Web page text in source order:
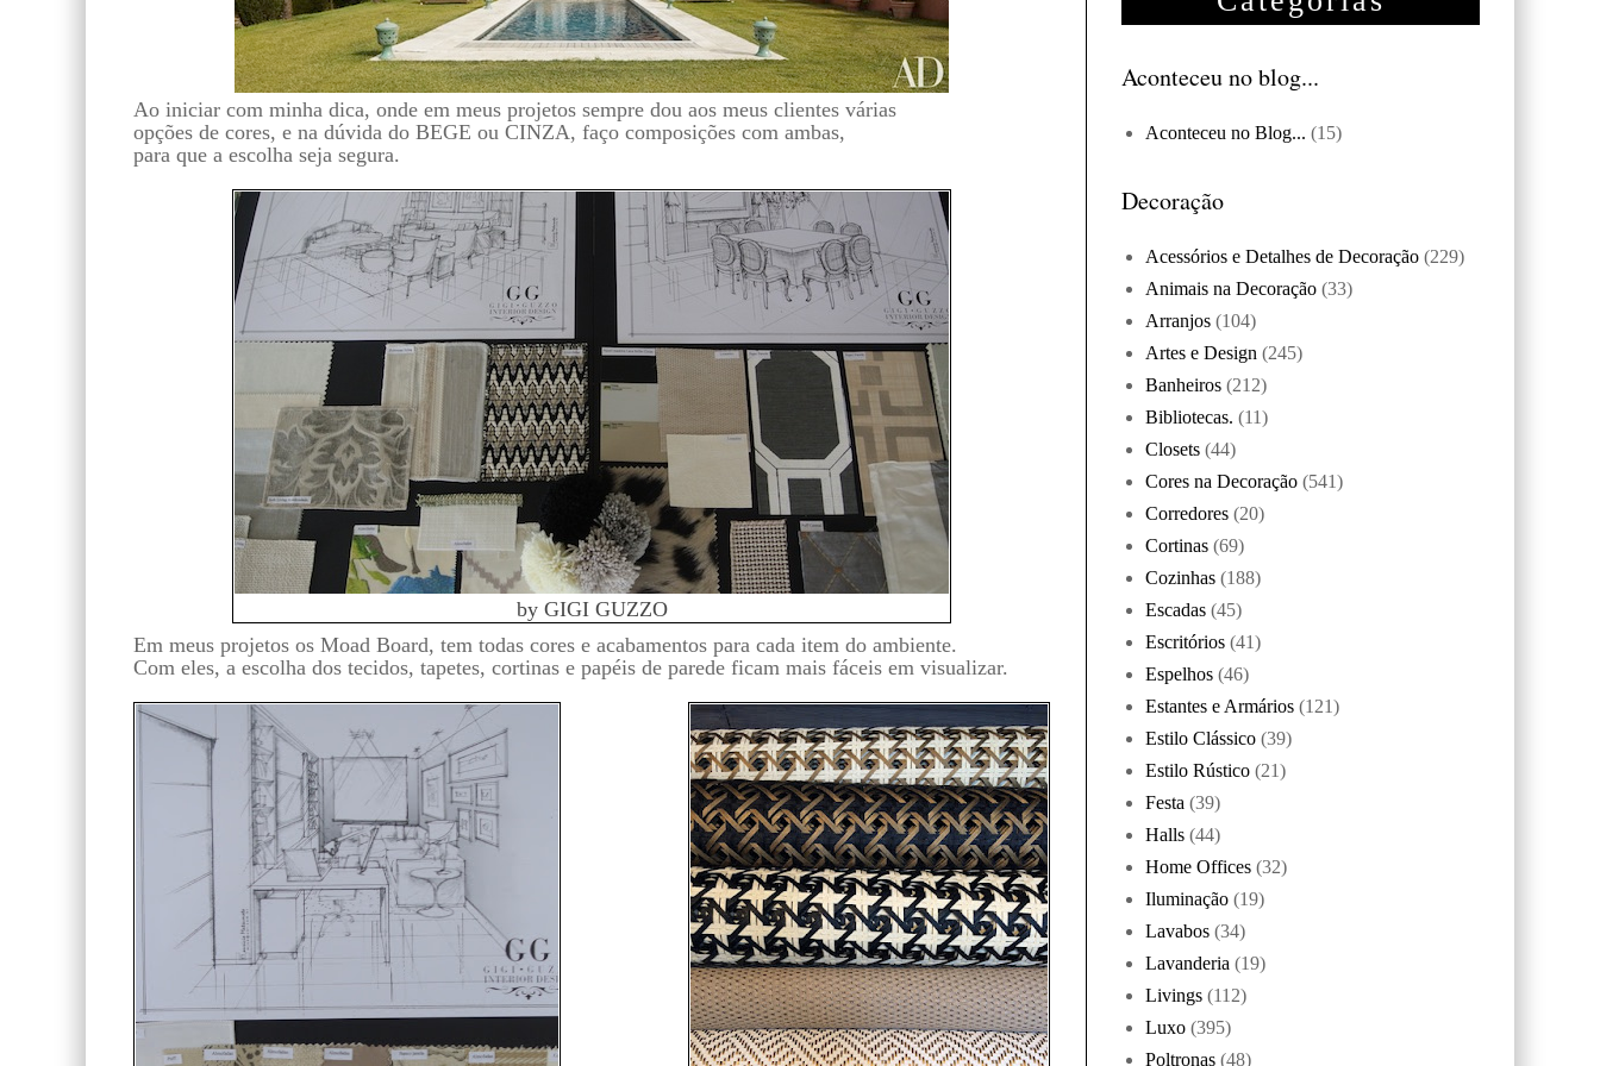
Ao iniciar com minha dica, onde em meus projetos sempre dou aos meus clientes várias
opções de cores, e na dúvida do BEGE ou CINZA, faço composições com ambas,
para que a escolha seja segura.
by GIGI GUZZO
Em meus projetos os Moad Board, tem todas cores e acabamentos para cada item do ambiente.
Com eles, a escolha dos tecidos, tapetes, cortinas e papéis de parede ficam mais fáceis em visualizar.
Aconteceu no blog...
Aconteceu no Blog... (15)
Decoração
Acessórios e Detalhes de Decoração (229)
Animais na Decoração (33)
Arranjos (104)
Artes e Design (245)
Banheiros (212)
Bibliotecas. (11)
Closets (44)
Cores na Decoração (541)
Corredores (20)
Cortinas (69)
Cozinhas (188)
Escadas (45)
Escritórios (41)
Espelhos (46)
Estantes e Armários (121)
Estilo Clássico (39)
Estilo Rústico (21)
Festa (39)
Halls (44)
Home Offices (32)
Iluminação (19)
Lavabos (34)
Lavanderia (19)
Livings (112)
Luxo (395)
Poltronas (48)